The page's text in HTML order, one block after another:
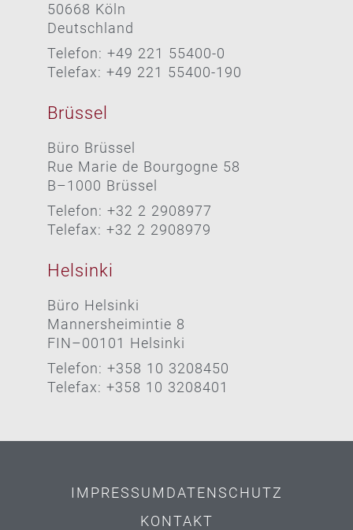
50668 Köln
Deutschland
Telefon: +49 221 55400-0
Telefax: +49 221 55400-190
Brüssel
Büro Brüssel
Rue Marie de Bourgogne 58
B–1000 Brüssel
Telefon: +32 2 2908977
Telefax: +32 2 2908979
Helsinki
Büro Helsinki
Mannersheimintie 8
FIN–00101 Helsinki
Telefon: +358 10 3208450
Telefax: +358 10 3208401
IMPRESSUM DATENSCHUTZ
KONTAKT